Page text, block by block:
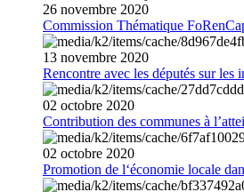
26 novembre 2020
Commission Thématique
13 novembre 2020
Rencontre avec les députés sur
02 octobre 2020
Contribution des communes à
02 octobre 2020
Promotion de l‘économie locale